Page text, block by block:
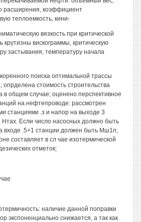
расширения, коэффициент
теплоемкость, кини-
вязкость при критической
крутизны вискограммы, критическую
застывания, температуру начала
поиска оптимальной трассы
опрделена стоимость строительства
в общем случае; оценено перспективное
на.нефтепроводе: рассмотрен
станциями .з и напор на выходе 3
Нтах. Если число насосных должно быть
входе .5+1 станции должен быть Мш1п;
составляет в сл чае изотермической
отметок;
наличие данной поправки
экспоненциально снижается, а так как